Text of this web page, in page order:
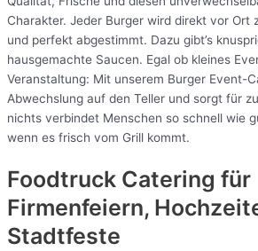
Charakter. Jeder Burger wird direkt vor Ort
und perfekt abgestimmt. Dazu gibt’s
hausgemachte Saucen. Egal ob kleines
Veranstaltung: Mit unserem Burger Event-
Abwechslung auf den Teller und sorgt für
nichts verbindet Menschen so schnell wie
wenn es frisch vom Grill kommt.
Foodtruck Catering für
Firmenfeiern,
Stadtfeste